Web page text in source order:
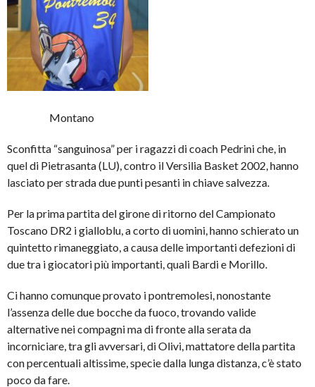
Montano
Sconfitta “sanguinosa” per i ragazzi di coach Pedrini che, in
quel di Pietrasanta (LU), contro il Versilia Basket 2002, hanno
lasciato per strada due punti pesanti in chiave salvezza.
Per la prima partita del girone di ritorno del Campionato
Toscano DR2 i gialloblu, a corto di uomini, hanno schierato un
quintetto rimaneggiato, a causa delle importanti defezioni di
due tra i giocatori più importanti, quali Bardi e Morillo.
Ci hanno comunque provato i pontremolesi, nonostante
l’assenza delle due bocche da fuoco, trovando valide
alternative nei compagni ma di fronte alla serata da
incorniciare, tra gli avversari, di Olivi, mattatore della partita
con percentuali altissime, specie dalla lunga distanza, c’è stato
poco da fare.